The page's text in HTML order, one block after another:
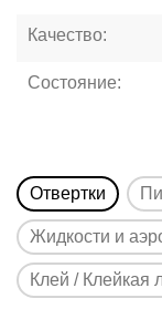
Качество:
Состояние:
Отвертки
Жидкости и
Клей / Клейкая